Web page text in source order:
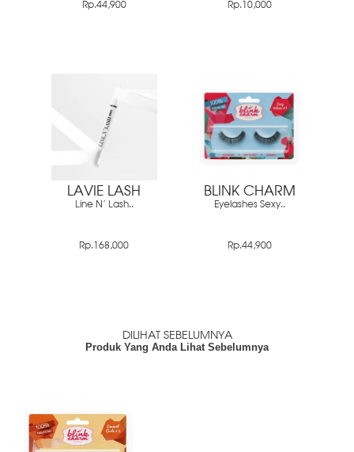
Rp.44,900 Rp.10,000
LAVIE LASH
Line N' Lash..
Rp.168,000
BLINK CHARM
Eyelashes Sexy..
Rp.44,900
DILIHAT SEBELUMNYA
Produk Yang Anda Lihat Sebelumnya